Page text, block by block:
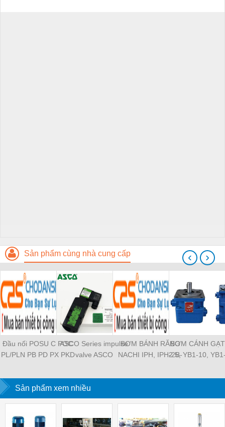
Sản phẩm cùng nhà cung cấp
Đầu nối POSU C POC
PL/PLN PB PD PX PKD
PLF PMF PTL SL SS
SCA SAFS SASF HVFS
HVSF PU PV PE PY
HVFF PLJ PYJ PP PG
ASCO Series impulse
valve ASCO
SCG353A044 ASCO
SCG353A047 ASCO
SCG353A050 ASCO
SXE353.060
BƠM BÁNH RĂNG
NACHI IPH, IPH-2B-
IPH-2A-5-11, IPH-5A-
IPH-5B-50-LT-11, IPH-
100-L-11, IPH-5A-40-
BƠM CÁNH
2.5, YB1-10,
100/16 YB1-
YB1-40/12 YB1-
‹ ›
Sản phẩm xem nhiều